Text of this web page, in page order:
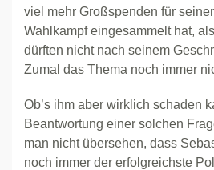
viel mehr Großspenden für
Wahlkampf eingesammelt hat,
dürften nicht nach seinem
Zumal das Thema noch immer
Ob’s ihm aber wirklich schaden
Beantwortung einer solchen
man nicht übersehen, dass
noch immer der erfolgreichste